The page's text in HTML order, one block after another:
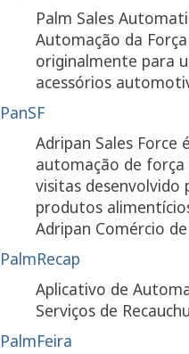
Palm Sales
Automação da
originalmente para
acessórios
PanSF
Adripan Sales Force
automação de
visitas desenvolvido
produtos
Adripan Comércio
PalmRecap
Aplicativo de
Serviços de
PalmFeira